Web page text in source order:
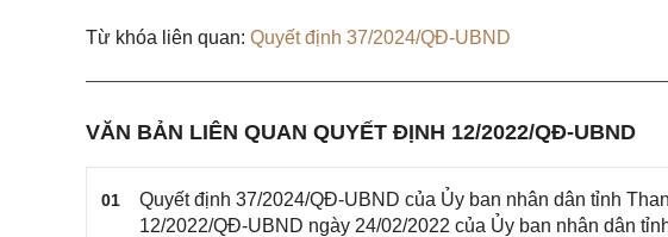
Từ khóa liên quan: Quyết định 37/2024/QĐ-UBND
VĂN BẢN LIÊN QUAN QUYẾT ĐỊNH 12/2022/QĐ-UBND
01
Quyết định 37/2024/QĐ-UBND của Ủy ban nhân dân tỉnh
12/2022/QĐ-UBND ngày 24/02/2022 của Ủy ban nhân dân